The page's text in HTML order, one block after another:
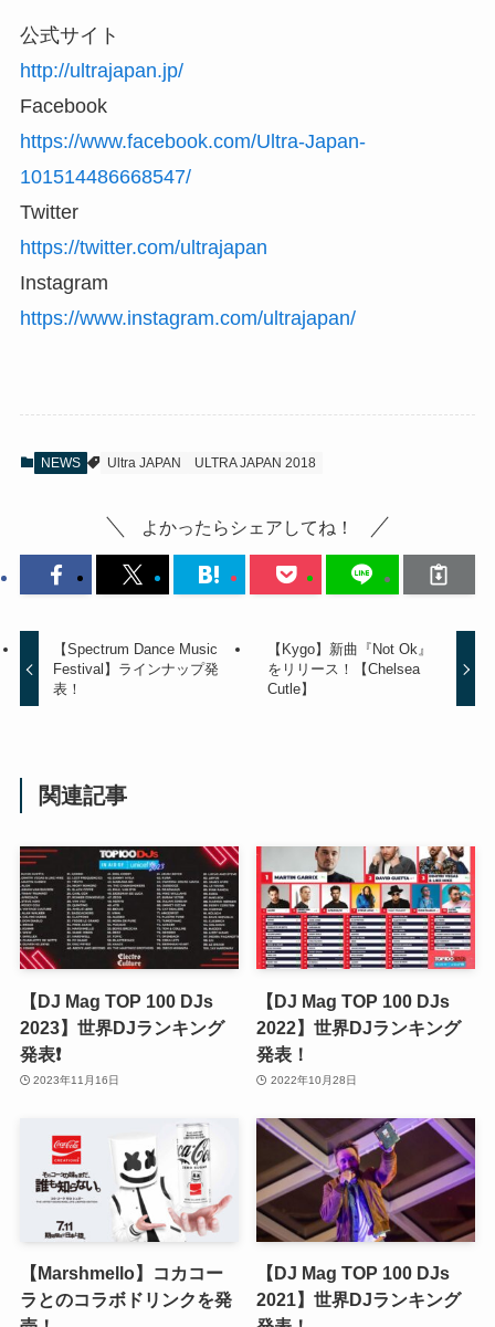
公式サイト
http://ultrajapan.jp/
Facebook
https://www.facebook.com/Ultra-Japan-
101514486668547/
Twitter
https://twitter.com/ultrajapan
Instagram
https://www.instagram.com/ultrajapan/
NEWS Ultra JAPAN ULTRA JAPAN 2018
よかったらシェアしてね！
【Spectrum Dance Music
Festival】ラインナップ発
表！
【Kygo】新曲『Not Ok』
をリリース！【Chelsea
Cutle】
関連記事
【DJ Mag TOP 100 DJs
2023】世界DJランキング
発表❗️
2023年11月16日
【DJ Mag TOP 100 DJs
2022】世界DJランキング
発表！
2022年10月28日
【Marshmello】コカコー
ラとのコラボドリンクを発
【DJ Mag TOP 100 DJs
2021】世界DJランキング